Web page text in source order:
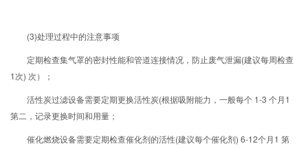
(3)处理过程中的注意事项
定期检查集气罩的密封性能和管道连接情况，防止废气泄漏(建议每周检查
1次) 次）；
活性炭过滤设备需要定期更换活性炭(根据吸附能力，一般每个 1-3 个月1
第二，记录更换时间和用量；
催化燃烧设备需要定期检查催化剂的活性(建议每个催化剂) 6-12个月1 第